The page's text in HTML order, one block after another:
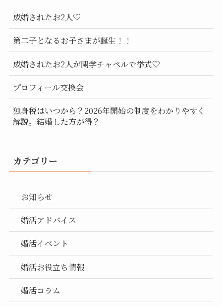
成婚されたお2人♡
第二子となるお子さまが誕生！！
成婚されたお2人が関学チャペルで挙式♡
プロフィール交換会
独身税はいつから？2026年開始の制度をわかりやすく
解説。結婚した方が得？
カテゴリー
お知らせ
婚活アドバイス
婚活イベント
婚活お役立ち情報
婚活コラム